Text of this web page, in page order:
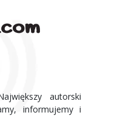
autorski
informujemy i
Giełdowe